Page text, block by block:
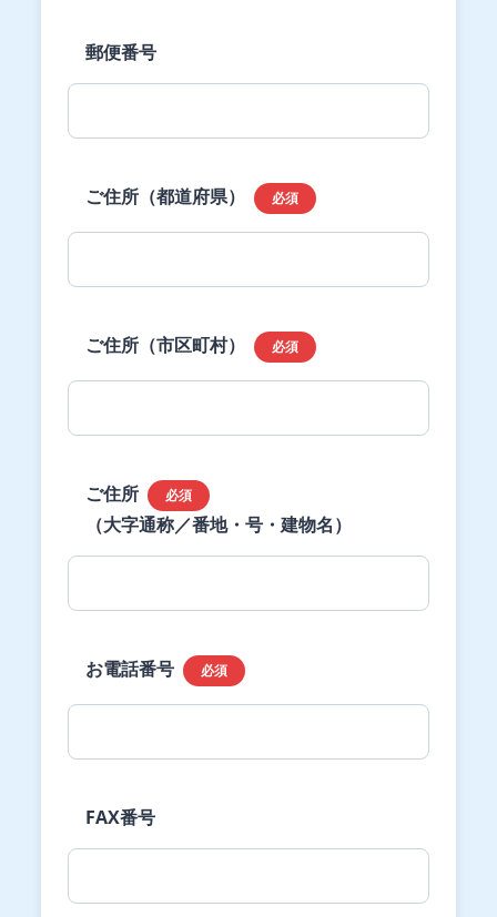
郵便番号
ご住所（都道府県） 必須
ご住所（市区町村） 必須
ご住所 必須
（大字通称／番地・号・建物名）
お電話番号 必須
FAX番号